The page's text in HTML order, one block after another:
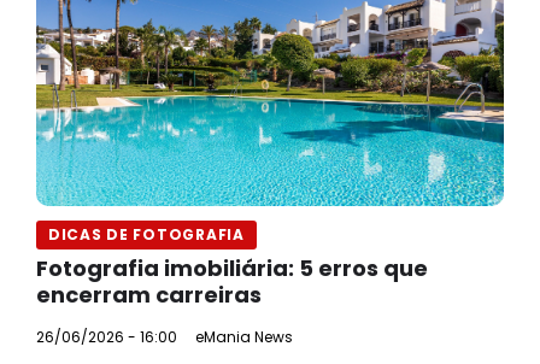
DICAS DE FOTOGRAFIA
Fotografia imobiliária: 5 erros que
encerram carreiras
26/06/2026 - 16:00 eMania News